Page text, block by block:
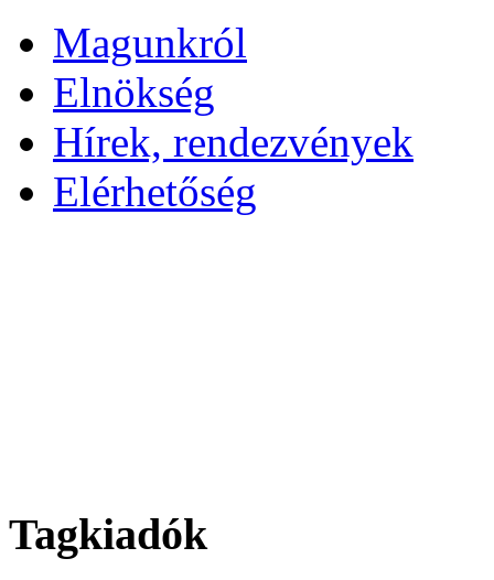
Magunkról
Elnökség
Hírek, rendezvények
Elérhetőség
Tagkiadók